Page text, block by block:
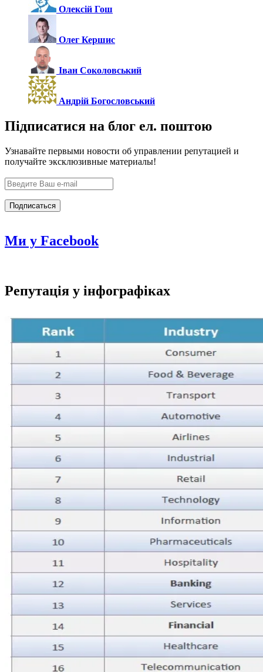
Олексій Гош
Олег Кершис
Іван Соколовський
Андрій Богословський
Підписатися на блог ел. поштою
Узнавайте первыми новости об управлении репутацией и
получайте эксклюзивные материалы!
Ми у Facebook
Репутація у інфографіках